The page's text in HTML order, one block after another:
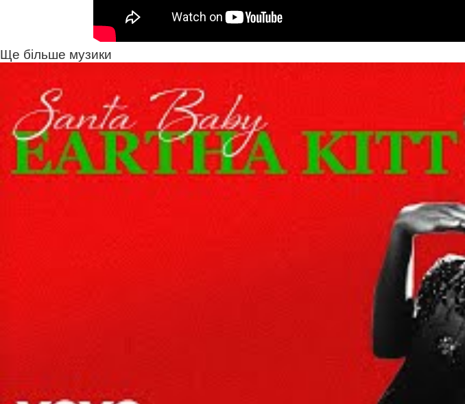
Ще більше музики